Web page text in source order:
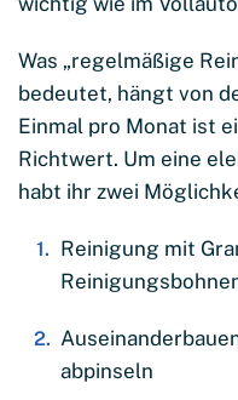
Was „regelmäßige
bedeutet, hängt von
Einmal pro Monat ist
Richtwert. Um eine
habt ihr zwei
Reinigung mit
abpinseln